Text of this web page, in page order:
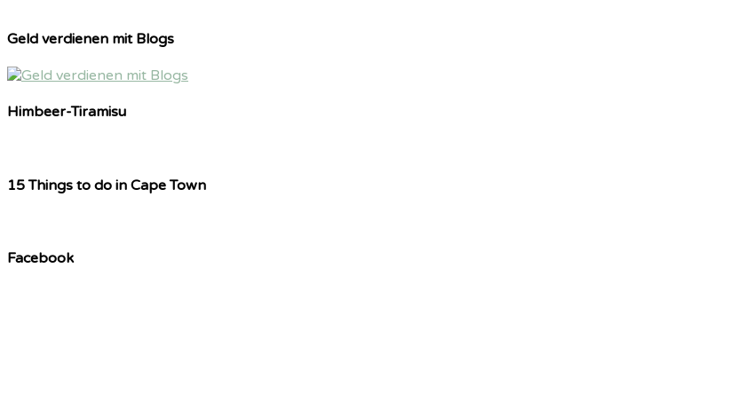
Geld verdienen mit Blogs
Himbeer-Tiramisu
15 Things to do in Cape Town
Facebook